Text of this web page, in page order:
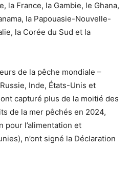
la France, la Gambie, le Ghana,
la Papouasie-Nouvelle-
la Corée du Sud et la
de la pêche mondiale –
Inde, États-Unis et
capturé plus de la moitié des
de la mer pêchés en 2024,
pour l’alimentation et
n’ont signé la Déclaration